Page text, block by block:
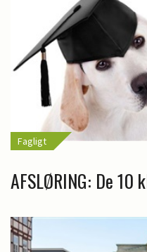
Fagligt
AFSLØRING: De 10